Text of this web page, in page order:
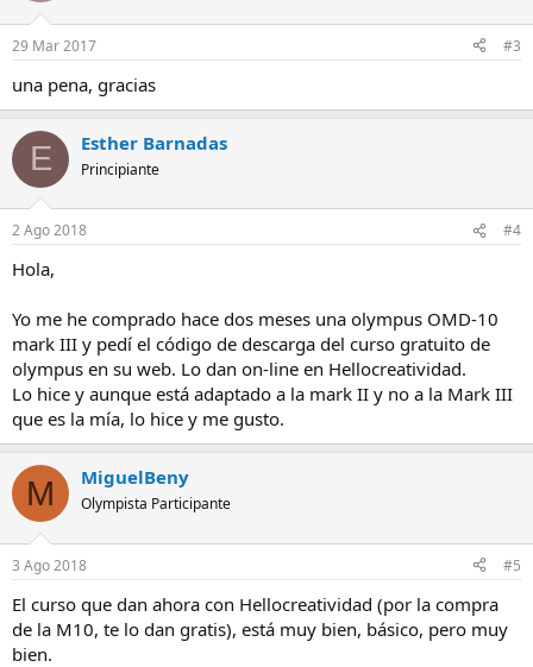
29 Mar 2017 #3
una pena, gracias
E Esther Barnadas
Principiante
2 Ago 2018 #4
Hola,
Yo me he comprado hace dos meses una olympus OMD-10
mark III y pedí el código de descarga del curso gratuito de
olympus en su web. Lo dan on-line en Hellocreatividad.
Lo hice y aunque está adaptado a la mark II y no a la Mark III
que es la mía, lo hice y me gusto.
M MiguelBeny
Olympista Participante
3 Ago 2018 #5
El curso que dan ahora con Hellocreatividad (por la compra
de la M10, te lo dan gratis), está muy bien, básico, pero muy
bien.